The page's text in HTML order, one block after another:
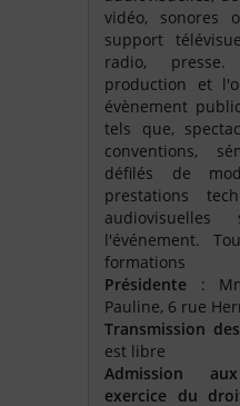
vidéo, sonores
support
radio,
production et
évènement
tels que,
conventions,
défilés de
prestations
l'événement.
formations
Présidente :
Pauline, 6 rue
Transmission
est libre
Admission
exercice du